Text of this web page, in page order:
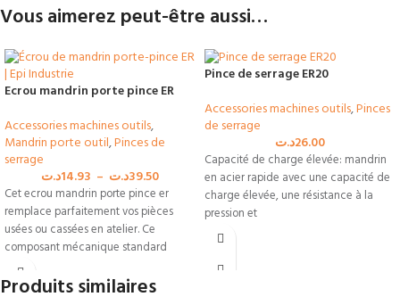
Vous aimerez peut-être aussi…
Ecrou mandrin porte pince ER
Accessories machines outils,
Mandrin porte outil,Pinces de
serrage
14.93د.ت – 39.50د.ت
Cet ecrou mandrin porte pince er
remplace parfaitement vos pièces
usées ou cassées en atelier. Ce
composant mécanique standard
s’adapte
Pince de serrage ER20
Accessories machines outils,Pinces
de serrage
26.00د.ت
Capacité de charge élevée: mandrin
en acier rapide avec une capacité de
charge élevée, une résistance à la
pression et
Produits similaires